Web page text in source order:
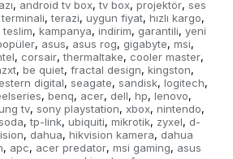
, android tv box, tv box, projektör, ses
, terazi, uygun fiyat, hızlı kargo,
, kampanya, indirim, garantili, yeni
, asus, asus rog, gigabyte, msi,
, corsair, thermaltake, cooler master,
, be quiet, fractal design, kingston,
digital, seagate, sandisk, logitech,
, benq, acer, dell, hp, lenovo,
tv, sony playstation, xbox, nintendo,
, tp-link, ubiquiti, mikrotik, zyxel, d-
, dahua, hikvision kamera, dahua
, apc, acer predator, msi gaming, asus